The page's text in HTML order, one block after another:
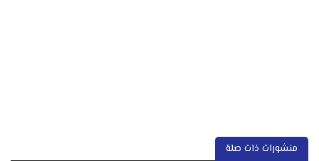
منشورات ذات صلة